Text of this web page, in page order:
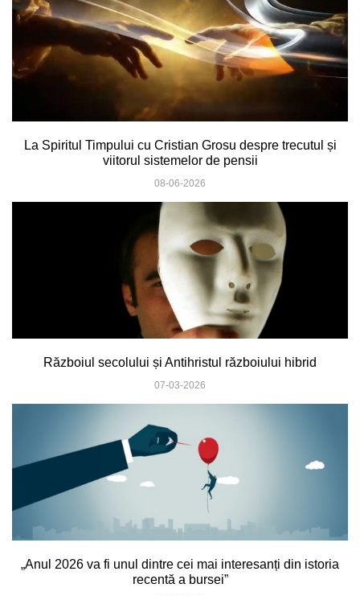
La Spiritul Timpului cu Cristian Grosu despre trecutul și
viitorul sistemelor de pensii
08-06-2026
Războiul secolului și Antihristul războiului hibrid
07-03-2026
„Anul 2026 va fi unul dintre cei mai interesanți din istoria
recentă a bursei”